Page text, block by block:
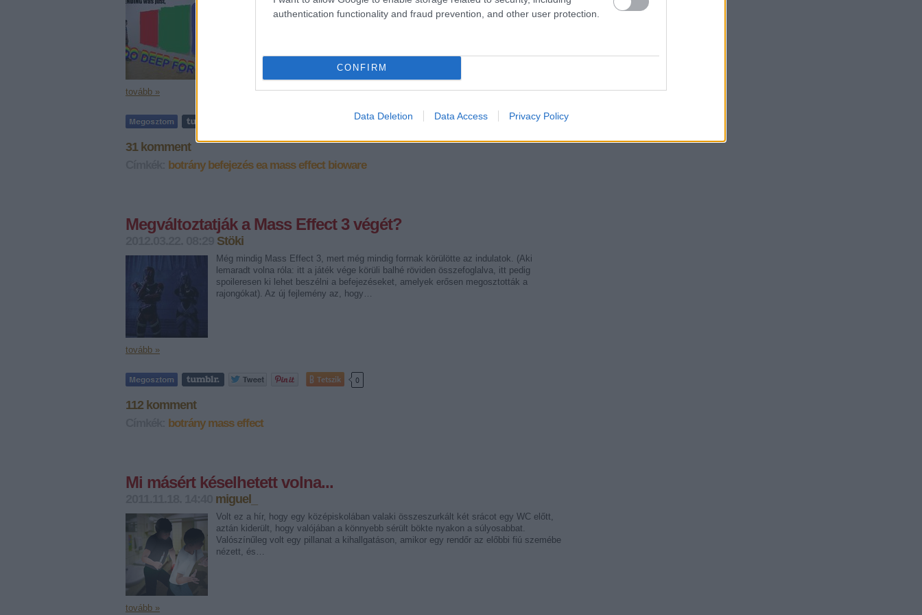
authentication functionality and fraud prevention, and other user protection.
CONFIRM
Data Deletion Data Access Privacy Policy
elmúlt hetekben a Mass Effect 3 – a rajongókat megosztó – befejezése körüli balhét (itt
tovább »
0
31komment
botrány befejezés ea mass effect bioware
Megváltoztatják a Mass Effect 3 végét?
Stöki
Még mindig Mass Effect 3, mert még mindig forrnak körülötte az indulatok. (Aki
lemaradt volna róla: itt a játék vége körüli balhé röviden összefoglalva, itt pedig
spoileresen ki lehet beszélni a befejezéseket, amelyek erősen megosztották a
rajongókat). Az új fejlemény az, hogy…
tovább »
Tetszik 0
112 komment
botrány mass effect
Mi másért késelhetett volna...
miguel_
Volt ez a hír, hogy egy középiskolában valaki összeszurkált két srácot egy WC előtt,
aztán kiderült, hogy valójában a könnyebb sérült bökte nyakon a súlyosabbat.
Valószínűleg volt egy pillanat a kihallgatáson, amikor egy rendőr az előbbi fiú szemébe
nézett, és…
tovább »